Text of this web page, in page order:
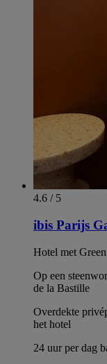
4.6 / 5
ibis Parijs
Hotel met
Op een
de la Bastille
Overdekte
het hotel
24 uur per dag